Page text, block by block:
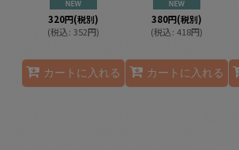
320円(税別)
(税込: 352円)
カートに入れる
380円(税別)
(税込: 418円)
カートに入れる